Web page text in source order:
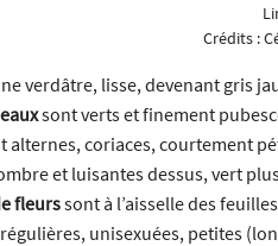
Crédits :
verdâtre, lisse, devenant gris
sont verts et finement
alternes, coriaces, courtement
et luisantes dessus, vert
fleurssont à l’aisselle des
unisexuées, petites